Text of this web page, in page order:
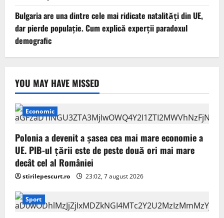
Bulgaria are una dintre cele mai ridicate natalități din UE,
dar pierde populație. Cum explică experții paradoxul
demografic
YOU MAY HAVE MISSED
Economic
Polonia a devenit a șasea cea mai mare economie a
UE. PIB-ul țării este de peste două ori mai mare
decât cel al României
stirilepescurt.ro 23:02, 7 august 2026
Sport